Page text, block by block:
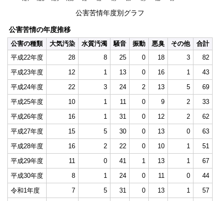
公害苦情年度別グラフ
公害苦情の年度推移
公害の種類
大気汚染 水質汚濁 騒音 振動 悪臭 その他
合計
平成22年度
28 8 25 0 18 3
82
平成23年度
12 1 13 0 16 1
43
平成24年度
22 3 24 2 13 5
69
平成25年度
10 1 11 0 9 2
33
平成26年度
16 1 31 0 12 2
62
平成27年度
15 5 30 0 13 0
63
平成28年度
16 2 22 0 10 1
51
平成29年度
11 0 41 1 13 1
67
平成30年度
8 1 24 0 11 0
44
令和1年度
7 5 31 0 13 1 57